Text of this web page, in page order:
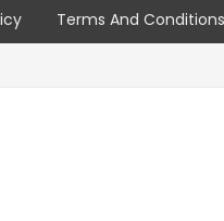
Terms And Conditions